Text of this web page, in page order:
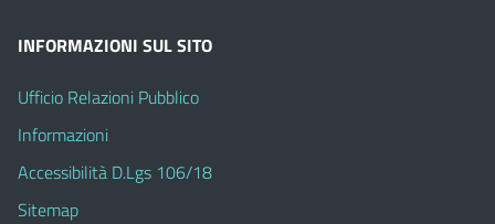
INFORMAZIONI SUL SITO
Ufficio Relazioni Pubblico
Informazioni
Accessibilità D.Lgs 106/18
Sitemap